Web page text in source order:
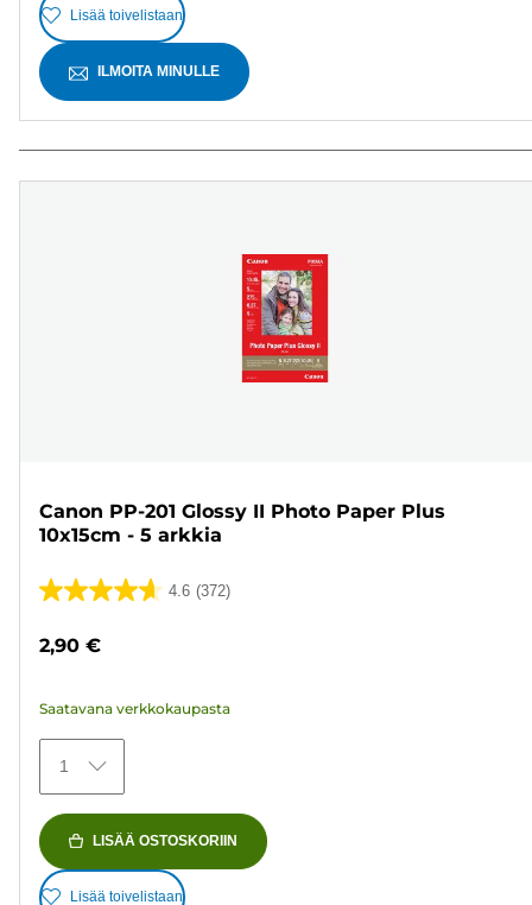
Lisää toivelistaan
ILMOITA MINULLE
Canon PP-201 Glossy II Photo Paper Plus
10x15cm - 5 arkkia
4.6 (372)
4.6/5
372
2,90 €
Saatavana verkkokaupasta
1
LISÄÄ OSTOSKORIIN
Lisää toivelistaan